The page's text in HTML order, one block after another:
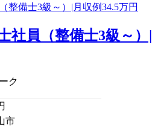
社員（整備士3級～）|
ク
市